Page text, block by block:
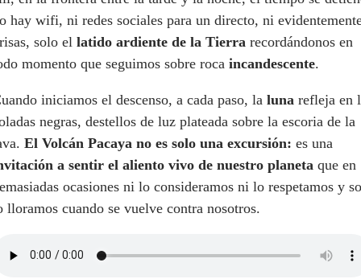
hay wifi, ni redes sociales para un directo, ni
solo el latido ardiente de la Tierra recordándonos en
momento que seguimos sobre roca incandescente.
iniciamos el descenso, a cada paso, la luna refleja en
negras, destellos de luz plateada sobre la escoria de la
El Volcán Pacaya no es solo una excursión: es una
a sentir el aliento vivo de nuestro planeta que en
ocasiones ni lo consideramos ni lo respetamos y
lloramos cuando se vuelve contra nosotros.